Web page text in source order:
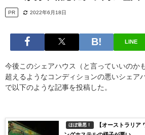
PR 2022年6月18日
LINE
今後このシェアハウス（と言っていいのか
超えるようなコンディションの悪いシェア
で以下のような記事を投稿した。
ほぼ最悪！
【オーストラリア